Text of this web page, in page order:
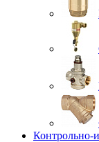
Контрольно-